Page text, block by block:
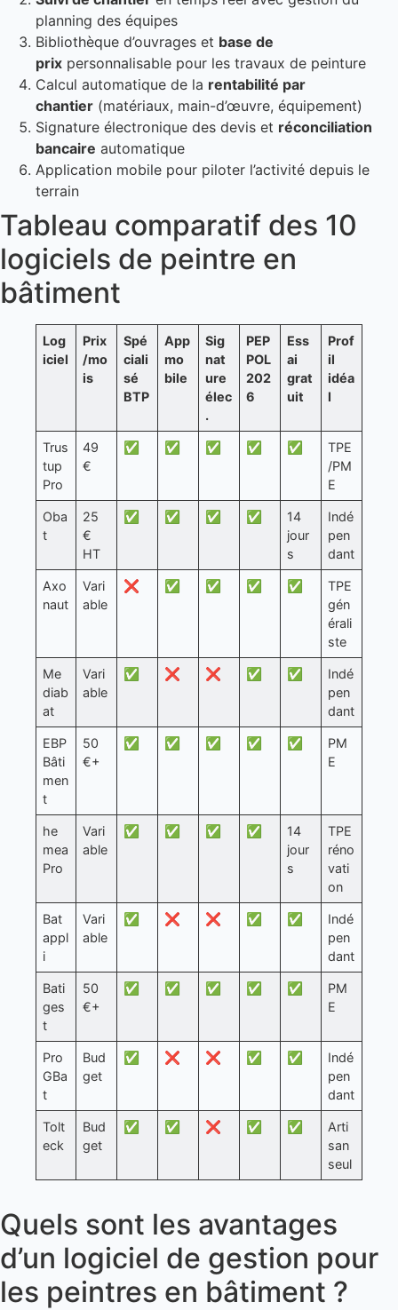
planning des équipes
Bibliothèque d’ouvrages et base de
prix personnalisable pour les travaux de peinture
Calcul automatique de la rentabilité par
chantier (matériaux, main-d’œuvre, équipement)
Signature électronique des devis et réconciliation
bancaire automatique
Application mobile pour piloter l’activité depuis le
terrain
Tableau comparatif des 10
logiciels de peintre en
bâtiment
Log
iciel
Prix
/mo
is
Spé
ciali
sé
BTP
App
mo
bile
Sig
nat
ure
élec
.
PEP
POL
202
6
Ess
ai
grat
uit
Prof
il
idéa
l
Trus
tup
Pro
49
€
✅ ✅ ✅ ✅ ✅
TPE
/PM
E
Oba
t
25
€
HT
✅ ✅ ✅ ✅
14
jour
s
Indé
pen
dant
Axo
naut
Vari
able
❌ ✅ ✅ ✅ ✅
TPE
gén
érali
ste
Me
diab
at
Vari
able
✅ ❌ ❌ ✅ ✅
Indé
pen
dant
EBP
Bâti
men
t
50
€+
✅ ✅ ✅ ✅ ✅
PM
E
he
mea
Pro
Vari
able
✅ ✅ ✅ ✅
14
jour
s
TPE
réno
vati
on
Bat
appl
i
Vari
able
✅ ❌ ❌ ✅ ✅
Indé
pen
dant
Bati
ges
t
50
€+
✅ ✅ ✅ ✅ ✅
PM
E
Pro
GBa
t
Bud
get
✅ ❌ ❌ ✅ ✅
Indé
pen
dant
Tolt
eck
Bud
get
✅ ✅ ❌ ✅ ✅
Arti
san
seul
Quels sont les avantages
d’un logiciel de gestion pour
les peintres en bâtiment ?